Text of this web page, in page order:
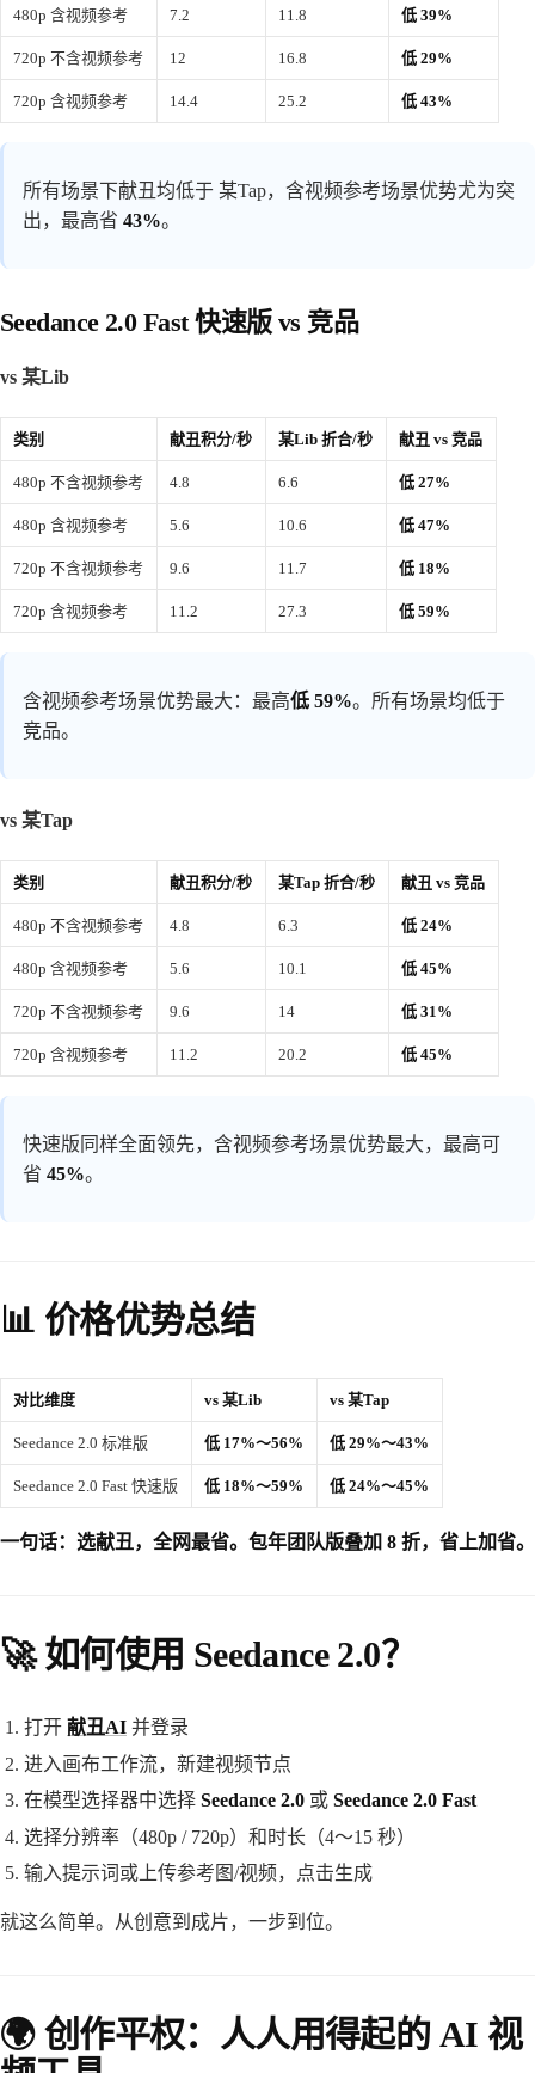
480p 含视频参考 7.2 11.8 低 39%
720p 不含视频参考 12 16.8 低 29%
720p 含视频参考 14.4 25.2 低 43%
所有场景下献丑均低于 某Tap，含视频参考场景优势尤为突
出，最高省 43%。
Seedance 2.0 Fast 快速版 vs 竞品
vs 某Lib
类别 献丑积分/秒 某Lib 折合/秒 献丑 vs 竞品
480p 不含视频参考 4.8 6.6 低 27%
480p 含视频参考 5.6 10.6 低 47%
720p 不含视频参考 9.6 11.7 低 18%
720p 含视频参考 11.2 27.3 低 59%
含视频参考场景优势最大：最高低 59%。所有场景均低于
竞品。
vs 某Tap
类别 献丑积分/秒 某Tap 折合/秒 献丑 vs 竞品
480p 不含视频参考 4.8 6.3 低 24%
480p 含视频参考 5.6 10.1 低 45%
720p 不含视频参考 9.6 14 低 31%
720p 含视频参考 11.2 20.2 低 45%
快速版同样全面领先，含视频参考场景优势最大，最高可
省 45%。
📊 价格优势总结
对比维度 vs 某Lib vs 某Tap
Seedance 2.0 标准版 低 17%～56% 低 29%～43%
Seedance 2.0 Fast 快速版 低 18%～59% 低 24%～45%
一句话：选献丑，全网最省。包年团队版叠加 8 折，省上加省。
🚀 如何使用 Seedance 2.0？
打开 献丑AI 并登录
进入画布工作流，新建视频节点
在模型选择器中选择 Seedance 2.0 或 Seedance 2.0 Fast
选择分辨率（480p / 720p）和时长（4～15 秒）
输入提示词或上传参考图/视频，点击生成
就这么简单。从创意到成片，一步到位。
🌍 创作平权：人人用得起的 AI 视